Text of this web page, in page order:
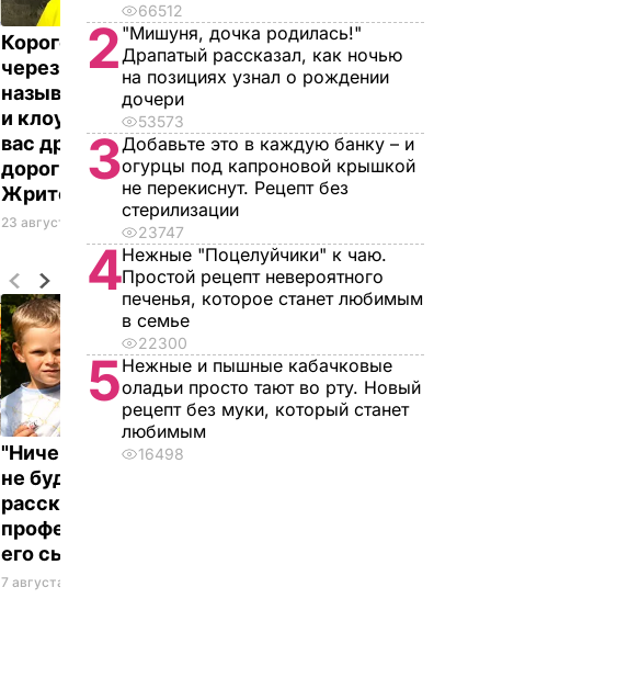
Корогодский:Усика
через один
называют ватником
и клоуном. Нет для
вас другого Усика,
дорогие хейтеры.
Жрите, что дают
23 августа, 13.18 БЛОГИ
"Ничего навязывать
не буду". Драпатый
рассказал, какую
профессию выбрал
его сын
7 августа, 19.44
66512
2 "Мишуня, дочка родилась!"
Драпатый рассказал, как ночью
на позициях узнал о рождении
дочери
53573
3Добавьте это в каждую банку – и
огурцы под капроновой крышкой
не перекиснут. Рецепт без
стерилизации
23747
4Нежные "Поцелуйчики" к чаю.
Простой рецепт невероятного
печенья, которое станет любимым
в семье
22300
5Нежные и пышные кабачковые
оладьи просто тают во рту. Новый
рецепт без муки, который станет
любимым
16498